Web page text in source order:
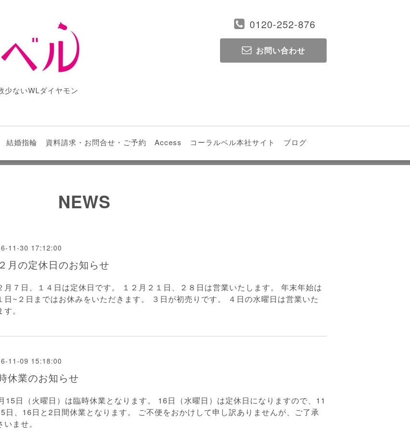
0120-252-876
お問い合わせ
少ないWLダイヤモン
結婚指輪 資料請求・お問合せ・ご予約 Access コーラルベル本社サイト ブログ
NEWS
11-30 17:12:00
月の定休日のお知らせ
月７日、１４日は定休日です。 １２月２１日、２８日は営業いたします。 年末年始は
日~２日まではお休みをいただきます。 ３日が初売りです。 ４日の水曜日は営業いた
す。
11-09 15:18:00
休業のお知らせ
15日（火曜日）は臨時休業となります。 16日（水曜日）は定休日になりますので、11
日、16日と2日間休業となります。 ご不便をおかけして申し訳ありませんが、ご了承
いませ。